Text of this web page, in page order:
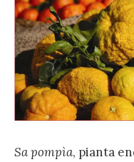
Sa pompìa, pianta